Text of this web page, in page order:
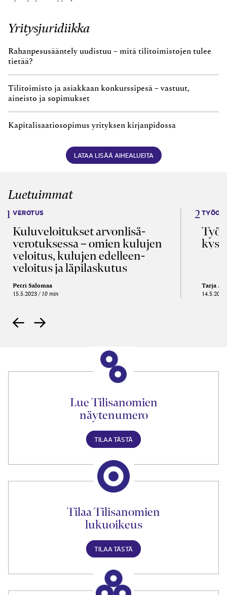
Yritysjuridiikka
Rahanpesusääntely uudistuu – mitä tilitoimistojen tulee
tietää?
Tilitoimisto ja asiakkaan konkurssipesä – vastuut,
aineisto ja sopimukset
Kapitalisaatiosopimus yrityksen kirjanpidossa
LATAA LISÄÄ AIHEALUEITA
Luetuimmat
VEROTUS
Kulu­veloitukset arvon­lisä­
verotuksessa – omien kulujen
veloitus, kulujen edelleen­
veloitus ja läpi­laskutus
Petri Salomaa
15.5.2023 10 min
Tarja
14.5.2021
Lue Tilisanomien
näytenumero
TILAA TÄSTÄ
Tilaa Tilisanomien
lukuoikeus
TILAA TÄSTÄ